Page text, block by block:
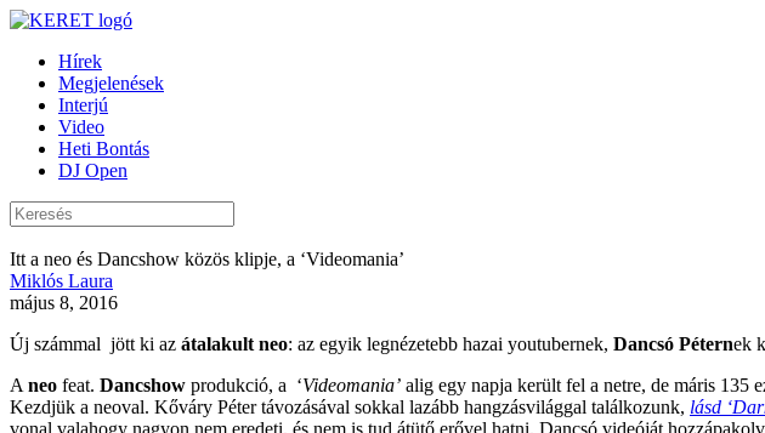
Hírek
Megjelenések
Interjú
Video
Heti Bontás
DJ Open
Itt a neo és Dancshow közös klipje, a ‘Videomania’
Miklós Laura
május 8, 2016
Új számmal jött ki az átalakult neo: az egyik legnézetebb hazai youtubernek, Dancsó Péternek
A neo feat. Dancshow produkció, a ‘Videomania’ alig egy napja került fel a netre, de máris 135
Kezdjük a neoval. Kőváry Péter távozásával sokkal lazább hangzásvilággal találkozunk, lásd
vonal valahogy nagyon nem eredeti, és nem is tud átütő erővel hatni. Dancsó videóját